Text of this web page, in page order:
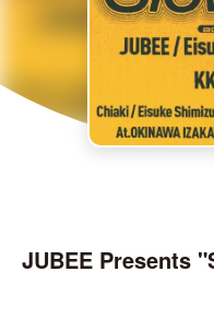
JUBEE Presents